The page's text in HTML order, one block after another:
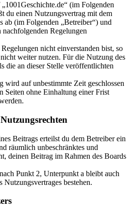
(im Folgenden
du einen Nutzungsvertrag mit dem
ab (im Folgenden „Betreiber“) und
Regelungen
nicht einverstanden bist, so
weiter nutzen. Für die Nutzung des
die an dieser Stelle veröffentlichten
wird auf unbestimmte Zeit geschlossen
Seiten ohne Einhaltung einer Frist
Beitrags erteilst du dem Betreiber ein
räumlich unbeschränktes und
deinen Beitrag im Rahmen des Boards
Punkt 2, Unterpunkt a bleibt auch
Nutzungsvertrages bestehen.